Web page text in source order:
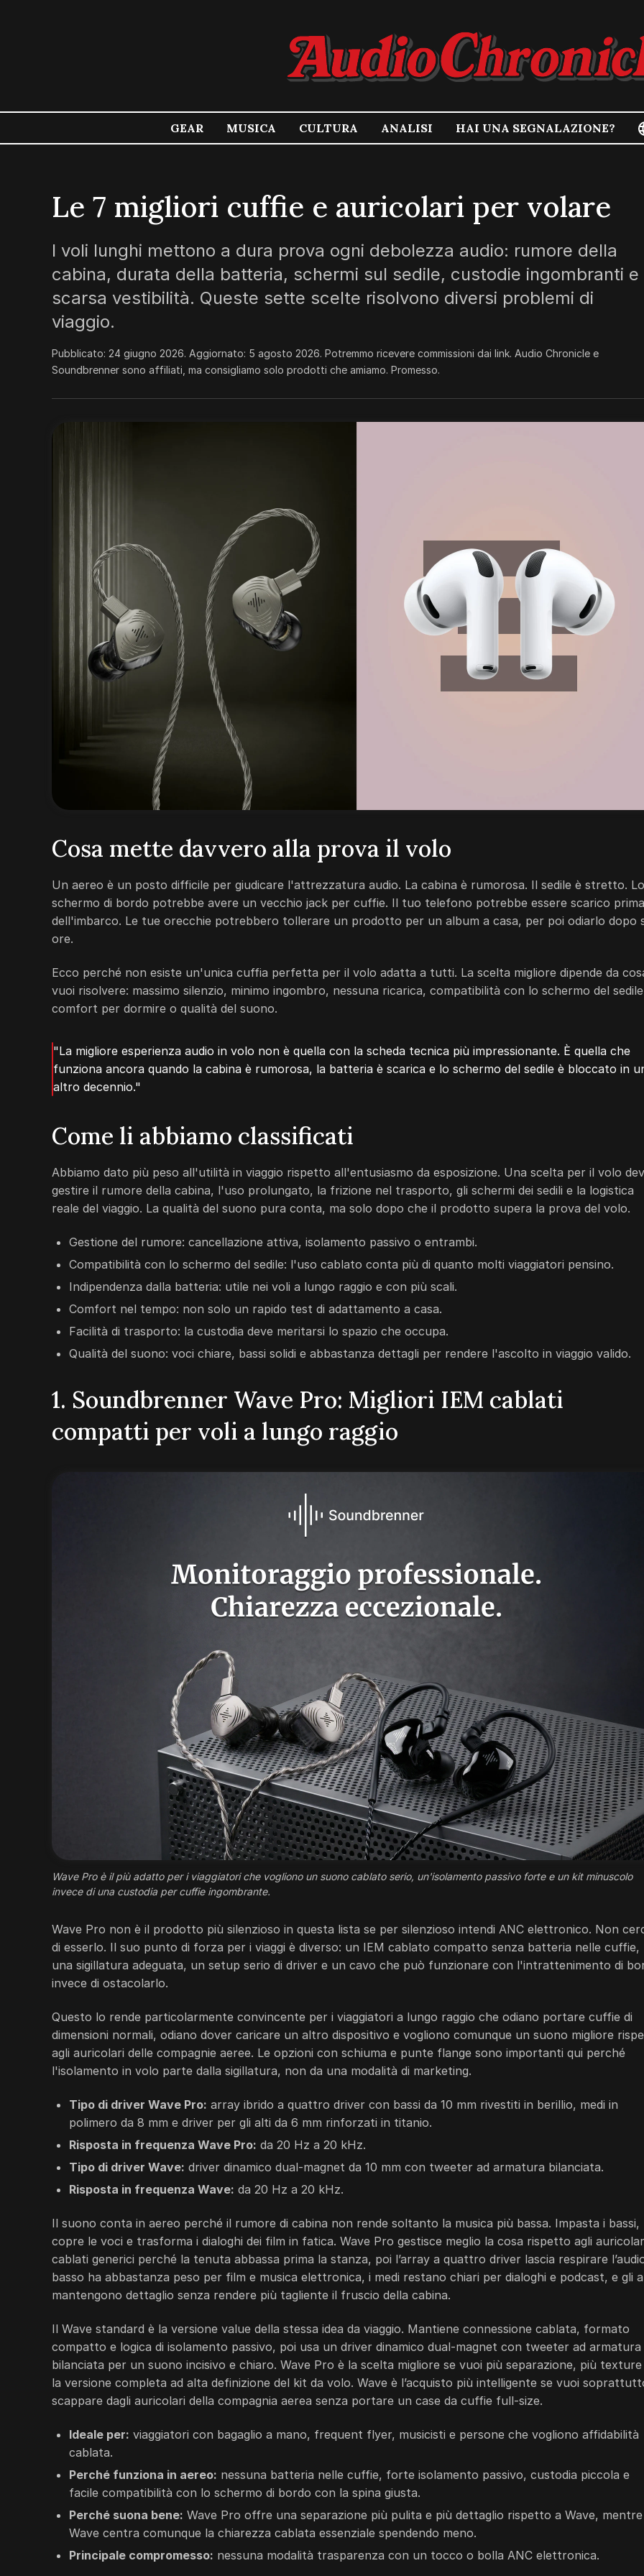
GEAR MUSICA CULTURA ANALISI HAI UNA SEGNALAZIONE?
Le 7 migliori cuffie e auricolari per volare
I voli lunghi mettono a dura prova ogni debolezza audio: rumore della
cabina, durata della batteria, schermi sul sedile, custodie ingombranti e
scarsa vestibilità. Queste sette scelte risolvono diversi problemi di
viaggio.
Pubblicato: 24 giugno 2026. Aggiornato: 5 agosto 2026. Potremmo ricevere commissioni dai link. Audio Chronicle e
Soundbrenner sono affiliati, ma consigliamo solo prodotti che amiamo. Promesso.
Cosa mette davvero alla prova il volo
Un aereo è un posto difficile per giudicare l'attrezzatura audio. La cabina è rumorosa. Il sedile è stretto. Lo
schermo di bordo potrebbe avere un vecchio jack per cuffie. Il tuo telefono potrebbe essere scarico prima
dell'imbarco. Le tue orecchie potrebbero tollerare un prodotto per un album a casa, per poi odiarlo dopo
ore.
Ecco perché non esiste un'unica cuffia perfetta per il volo adatta a tutti. La scelta migliore dipende da
vuoi risolvere: massimo silenzio, minimo ingombro, nessuna ricarica, compatibilità con lo schermo del
comfort per dormire o qualità del suono.
"La migliore esperienza audio in volo non è quella con la scheda tecnica più impressionante. È quella che
funziona ancora quando la cabina è rumorosa, la batteria è scarica e lo schermo del sedile è bloccato in
altro decennio."
Come li abbiamo classificati
Abbiamo dato più peso all'utilità in viaggio rispetto all'entusiasmo da esposizione. Una scelta per il volo
gestire il rumore della cabina, l'uso prolungato, la frizione nel trasporto, gli schermi dei sedili e la logistica
reale del viaggio. La qualità del suono pura conta, ma solo dopo che il prodotto supera la prova del volo.
Gestione del rumore: cancellazione attiva, isolamento passivo o entrambi.
Compatibilità con lo schermo del sedile: l'uso cablato conta più di quanto molti viaggiatori pensino.
Indipendenza dalla batteria: utile nei voli a lungo raggio e con più scali.
Comfort nel tempo: non solo un rapido test di adattamento a casa.
Facilità di trasporto: la custodia deve meritarsi lo spazio che occupa.
Qualità del suono: voci chiare, bassi solidi e abbastanza dettagli per rendere l'ascolto in viaggio valido.
1. Soundbrenner Wave Pro: Migliori IEM cablati
compatti per voli a lungo raggio
Wave Pro è il più adatto per i viaggiatori che vogliono un suono cablato serio, un'isolamento passivo forte e un kit minuscolo
invece di una custodia per cuffie ingombrante.
Wave Pro non è il prodotto più silenzioso in questa lista se per silenzioso intendi ANC elettronico. Non
di esserlo. Il suo punto di forza per i viaggi è diverso: un IEM cablato compatto senza batteria nelle cuffie,
una sigillatura adeguata, un setup serio di driver e un cavo che può funzionare con l'intrattenimento di
invece di ostacolarlo.
Questo lo rende particolarmente convincente per i viaggiatori a lungo raggio che odiano portare cuffie di
dimensioni normali, odiano dover caricare un altro dispositivo e vogliono comunque un suono migliore
agli auricolari delle compagnie aeree. Le opzioni con schiuma e punte flange sono importanti qui perché
l'isolamento in volo parte dalla sigillatura, non da una modalità di marketing.
Tipo di driver Wave Pro: array ibrido a quattro driver con bassi da 10 mm rivestiti in berillio, medi in
polimero da 8 mm e driver per gli alti da 6 mm rinforzati in titanio.
Risposta in frequenza Wave Pro: da 20 Hz a 20 kHz.
Tipo di driver Wave: driver dinamico dual-magnet da 10 mm con tweeter ad armatura bilanciata.
Risposta in frequenza Wave: da 20 Hz a 20 kHz.
Il suono conta in aereo perché il rumore di cabina non rende soltanto la musica più bassa. Impasta i bassi,
copre le voci e trasforma i dialoghi dei film in fatica. Wave Pro gestisce meglio la cosa rispetto agli
cablati generici perché la tenuta abbassa prima la stanza, poi l’array a quattro driver lascia respirare
basso ha abbastanza peso per film e musica elettronica, i medi restano chiari per dialoghi e podcast, e gli
mantengono dettaglio senza rendere più tagliente il fruscio della cabina.
Il Wave standard è la versione value della stessa idea da viaggio. Mantiene connessione cablata, formato
compatto e logica di isolamento passivo, poi usa un driver dinamico dual-magnet con tweeter ad armatura
bilanciata per un suono incisivo e chiaro. Wave Pro è la scelta migliore se vuoi più separazione, più texture
la versione completa ad alta definizione del kit da volo. Wave è l’acquisto più intelligente se vuoi
scappare dagli auricolari della compagnia aerea senza portare un case da cuffie full-size.
Ideale per: viaggiatori con bagaglio a mano, frequent flyer, musicisti e persone che vogliono affidabilità
cablata.
Perché funziona in aereo: nessuna batteria nelle cuffie, forte isolamento passivo, custodia piccola e
facile compatibilità con lo schermo di bordo con la spina giusta.
Perché suona bene: Wave Pro offre una separazione più pulita e più dettaglio rispetto a Wave, mentre
Wave centra comunque la chiarezza cablata essenziale spendendo meno.
Principale compromesso: nessuna modalità trasparenza con un tocco o bolla ANC elettronica.